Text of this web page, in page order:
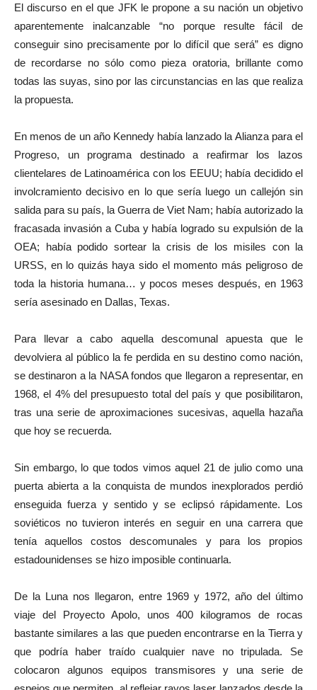
El discurso en el que JFK le propone a su nación un objetivo
aparentemente inalcanzable “no porque resulte fácil de
conseguir sino precisamente por lo difícil que será” es digno
de recordarse no sólo como pieza oratoria, brillante como
todas las suyas, sino por las circunstancias en las que realiza
la propuesta.
En menos de un año Kennedy había lanzado la Alianza para el
Progreso, un programa destinado a reafirmar los lazos
clientelares de Latinoamérica con los EEUU; había decidido el
involcramiento decisivo en lo que sería luego un callejón sin
salida para su país, la Guerra de Viet Nam; había autorizado la
fracasada invasión a Cuba y había logrado su expulsión de la
OEA; había podido sortear la crisis de los misiles con la
URSS, en lo quizás haya sido el momento más peligroso de
toda la historia humana… y pocos meses después, en 1963
sería asesinado en Dallas, Texas.
Para llevar a cabo aquella descomunal apuesta que le
devolviera al público la fe perdida en su destino como nación,
se destinaron a la NASA fondos que llegaron a representar, en
1968, el 4% del presupuesto total del país y que posibilitaron,
tras una serie de aproximaciones sucesivas, aquella hazaña
que hoy se recuerda.
Sin embargo, lo que todos vimos aquel 21 de julio como una
puerta abierta a la conquista de mundos inexplorados perdió
enseguida fuerza y sentido y se eclipsó rápidamente. Los
soviéticos no tuvieron interés en seguir en una carrera que
tenía aquellos costos descomunales y para los propios
estadounidenses se hizo imposible continuarla.
De la Luna nos llegaron, entre 1969 y 1972, año del último
viaje del Proyecto Apolo, unos 400 kilogramos de rocas
bastante similares a las que pueden encontrarse en la Tierra y
que podría haber traído cualquier nave no tripulada. Se
colocaron algunos equipos transmisores y una serie de